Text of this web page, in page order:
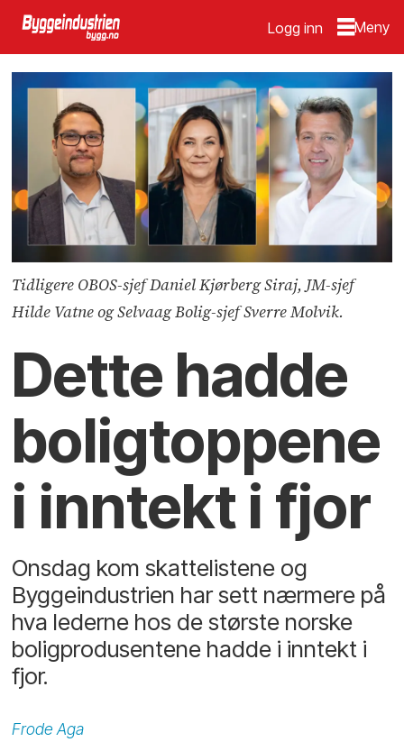
Logg inn
Tidligere OBOS-sjef Daniel Kjørberg Siraj, JM-sjef
Hilde Vatne og Selvaag Bolig-sjef Sverre Molvik.
Dette hadde
bolig­toppene
i inntekt i fjor
Onsdag kom skattelistene og
Byggeindustrien har sett nærmere på
hva lederne hos de største norske
boligprodusentene hadde i inntekt i
fjor.
Frode Aga